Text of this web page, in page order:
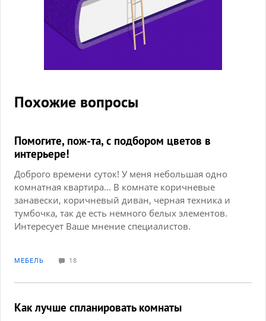
Похожие вопросы
Помогите, пож-та, с подбором цветов в
интерьере!
Доброго времени суток! У меня небольшая одно
комнатная квартира... В комнате коричневые
занавески, коричневый диван, черная техника и
тумбочка, так де есть немного белых элементов.
Интересует Ваше мнение специалистов.
ламинат, бежевые обои, темно-коричневые двери
и обои одинаковые? Заранее спасибо!
МЕБЕЛЬ 18
Как лучше спланировать комнаты